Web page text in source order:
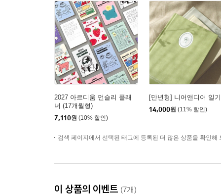
2027 아르디움 먼슬리 플래
너 (17개월형)
7,110원 (10% 할인)
[만년형] 니어앤디어 일
14,000원 (11% 할인)
검색 페이지에서 선택된 태그에 등록된 더 많은 상품을 확인해
이 상품의 이벤트 (7개)